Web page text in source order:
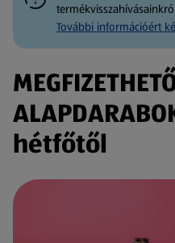
További információért
hétfőtől